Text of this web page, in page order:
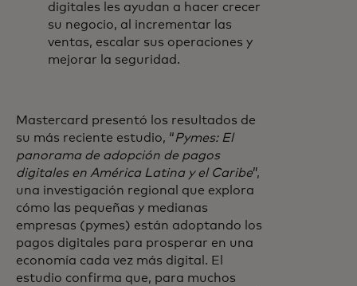
digitales les ayudan a hacer crecer
su negocio, al incrementar las
ventas, escalar sus operaciones y
mejorar la seguridad.
Mastercard presentó los resultados de
su más reciente estudio, “Pymes: El
panorama de adopción de pagos
digitales en América Latina y el Caribe”,
una investigación regional que explora
cómo las pequeñas y medianas
empresas (pymes) están adoptando los
pagos digitales para prosperar en una
economía cada vez más digital. El
estudio confirma que, para muchos